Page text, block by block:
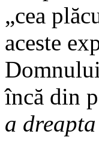
„cea
aceste
încă din
a